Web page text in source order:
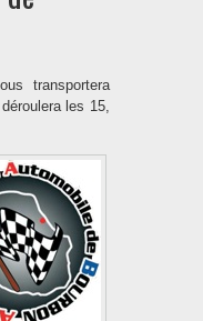
transportera
les 15,